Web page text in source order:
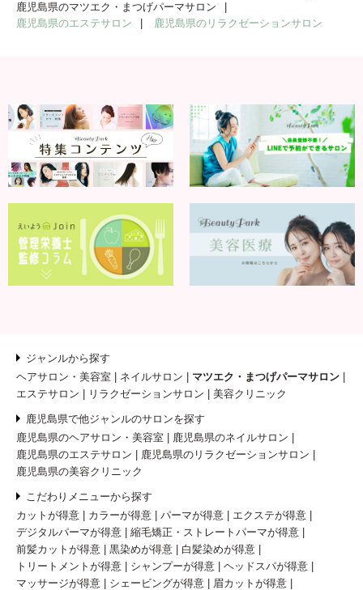
鹿児島県のマツエク・まつげパーマサロン
鹿児島県のエステサロン
鹿児島県のリラクゼーションサロン
ジャンルから探す
ヘアサロン・美容室
ネイルサロン
マツエク・まつげパーマサロン
エステサロン
リラクゼーションサロン 美容クリニック
鹿児島県で他ジャンルのサロンを探す
鹿児島県のヘアサロン・美容室
鹿児島県のネイルサロン
鹿児島県のエステサロン
鹿児島県のリラクゼーションサロン
鹿児島県の美容クリニック
こだわりメニューから探す
カットが得意
カラーが得意 パーマが得意
エクステが得意
デジタルパーマが得意
縮毛矯正・ストレートパーマが得意
前髪カットが得意
黒染めが得意
白髪染めが得意
トリートメントが得意
シャンプーが得意
ヘッドスパが得意
マッサージが得意
シェービングが得意
眉カットが得意